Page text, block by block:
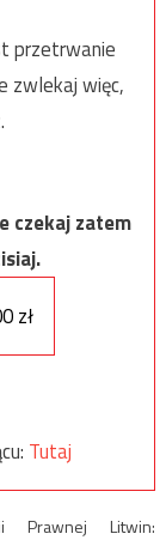
przetrwanie
zwlekaj więc,
czekaj zatem
zł
Tutaj
Prawnej Litwin: